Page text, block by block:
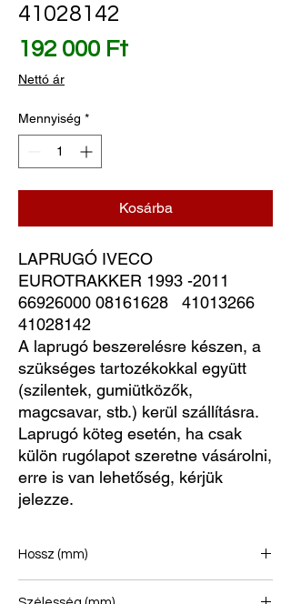
41028142
192 000 FtÁr
Nettó ár
Mennyiség *
Kosárba
LAPRUGÓ IVECO
EUROTRAKKER 1993 -2011
66926000 08161628   41013266
41028142
A laprugó beszerelésre készen, a
szükséges tartozékokkal együtt
(szilentek, gumiütközők,
magcsavar, stb.) kerül szállításra.
Laprugó köteg esetén, ha csak
külön rugólapot szeretne vásárolni,
erre is van lehetőség, kérjük
jelezze.
Hossz (mm)